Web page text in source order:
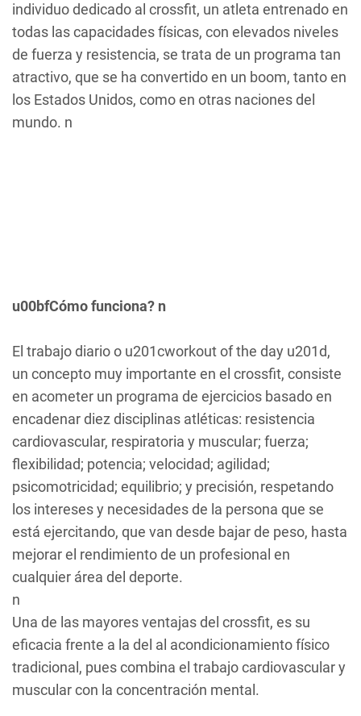
individuo dedicado al crossfit, un atleta entrenado en
todas las capacidades físicas, con elevados niveles
de fuerza y resistencia, se trata de un programa tan
atractivo, que se ha convertido en un boom, tanto en
los Estados Unidos, como en otras naciones del
mundo. n
u00bfCómo funciona? n
El trabajo diario o u201cworkout of the day u201d,
un concepto muy importante en el crossfit, consiste
en acometer un programa de ejercicios basado en
encadenar diez disciplinas atléticas: resistencia
cardiovascular, respiratoria y muscular; fuerza;
flexibilidad; potencia; velocidad; agilidad;
psicomotricidad; equilibrio; y precisión, respetando
los intereses y necesidades de la persona que se
está ejercitando, que van desde bajar de peso, hasta
mejorar el rendimiento de un profesional en
cualquier área del deporte.
n
Una de las mayores ventajas del crossfit, es su
eficacia frente a la del al acondicionamiento físico
tradicional, pues combina el trabajo cardiovascular y
muscular con la concentración mental.